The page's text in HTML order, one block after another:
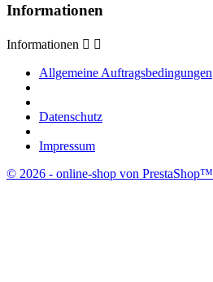
Informationen
Informationen  
Allgemeine Auftragsbedingungen
Datenschutz
Impressum
© 2026 - online-shop von PrestaShop™